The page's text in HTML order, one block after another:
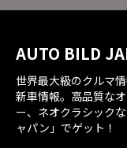
AUTO BILD
世界最大級のクルマ
新車情報。高品質な
ー、ネオクラシック
ャパン」でゲット！